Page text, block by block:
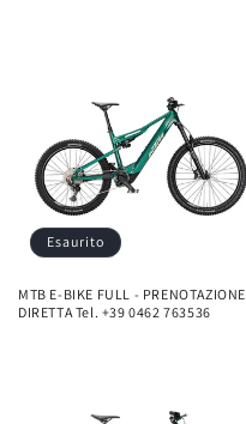
Esaurito
MTB E-BIKE FULL - PRENOTAZIONE
DIRETTA Tel. +39 0462 763536